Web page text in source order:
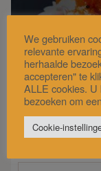
We gebruiken
relevante
herhaalde
accepteren" te
ALLE cookies.
bezoeken om
Cookie-